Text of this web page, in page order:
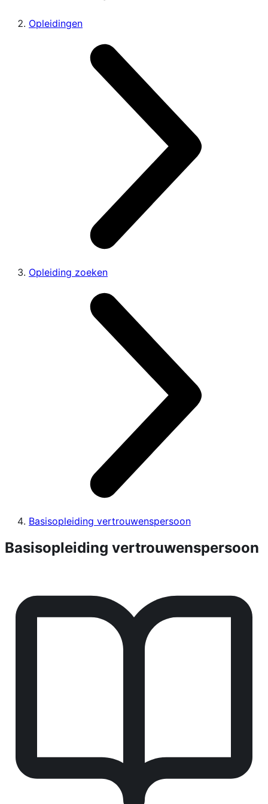
Opleidingen
Opleiding zoeken
Basisopleiding vertrouwenspersoon
Basisopleiding vertrouwenspersoon